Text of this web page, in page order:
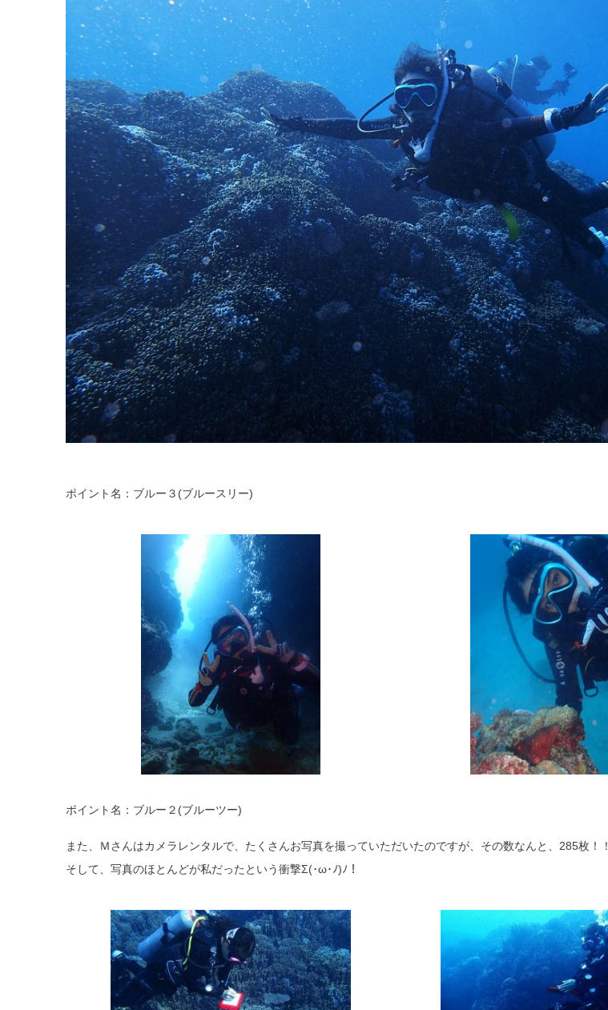
ポイント名：ブルー３(ブルースリー)
ポイント名：ブルー２(ブルーツー)
また、Ｍさんはカメラレンタルで、たくさんお写真を撮っていただいたのですが、その数なんと、285枚！！
そして、写真のほとんどが私だったという衝撃Σ(･ω･ﾉ)ﾉ！